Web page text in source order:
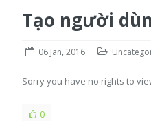
Tạo người
06 Jan, 2016
Sorry you have no rights to
0